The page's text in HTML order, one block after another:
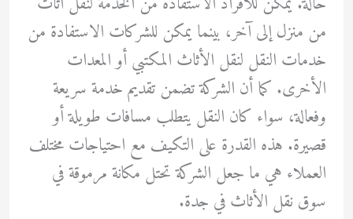
من منزل إلى آخر، بينما يمكن للشركات الاستفادة من
خدمات النقل لنقل الأثاث المكتبي أو المعدات
الأخرى. كما أن الشركة تضمن تقديم خدمة سريعة
وفعالة، سواء كان النقل يتطلب مسافات طويلة أو
قصيرة. هذه القدرة على التكيف مع احتياجات مختلف
العملاء هي ما جعل الشركة تحتل مكانة مرموقة في
سوق نقل الأثاث في جدة.